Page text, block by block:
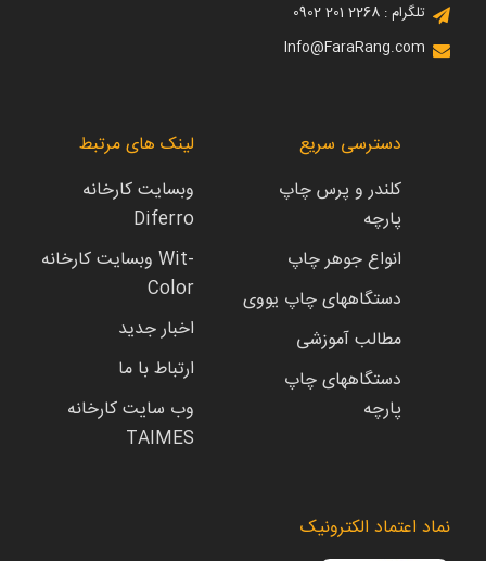
تلگرام : 2268 201 0902
Info@FaraRang.com
دسترسی سریع
کلندر و پرس چاپ
پارچه
انواع جوهر چاپ
دستگاههای چاپ یووی
مطالب آموزشی
دستگاههای چاپ
پارچه
لینک های مرتبط
وبسایت کارخانه
Diferro
وبسایت کارخانه Wit-
Color
اخبار جدید
ارتباط با ما
وب سایت کارخانه
TAIMES
نماد اعتماد الکترونیک